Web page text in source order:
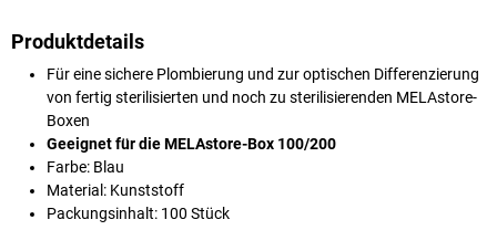
Produktdetails
Für eine sichere Plombierung und zur optischen Differenzierung
von fertig sterilisierten und noch zu sterilisierenden MELAstore-
Boxen
Geeignet für die MELAstore-Box 100/200
Farbe: Blau
Material: Kunststoff
Packungsinhalt: 100 Stück